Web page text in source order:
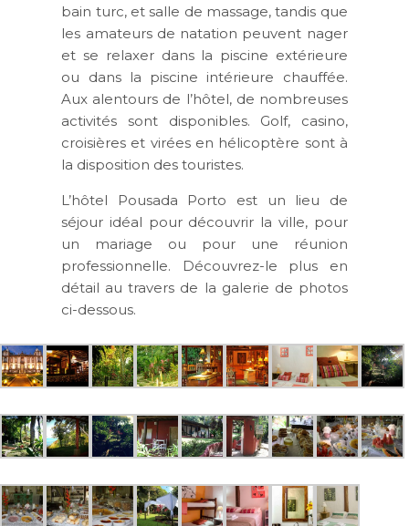
bain turc, et salle de massage, tandis que
les amateurs de natation peuvent nager
et se relaxer dans la piscine extérieure
ou dans la piscine intérieure chauffée.
Aux alentours de l’hôtel, de nombreuses
activités sont disponibles. Golf, casino,
croisières et virées en hélicoptère sont à
la disposition des touristes.
L’hôtel Pousada Porto est un lieu de
séjour idéal pour découvrir la ville, pour
un mariage ou pour une réunion
professionnelle. Découvrez-le plus en
détail au travers de la galerie de photos
ci-dessous.